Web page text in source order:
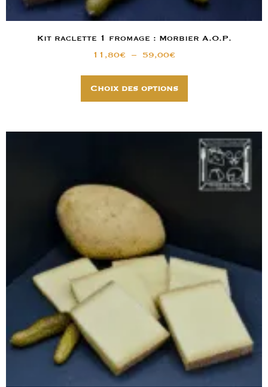
Kit raclette 1 fromage : Morbier A.O.P.
11,80€ – 59,00€
Choix des options